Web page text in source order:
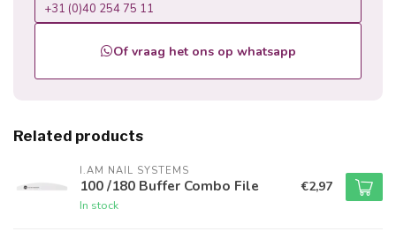
+31 (0)40 254 75 11
Of vraag het ons op whatsapp
Related products
I.AM NAIL SYSTEMS
100 /180 Buffer Combo File
In stock
€2,97